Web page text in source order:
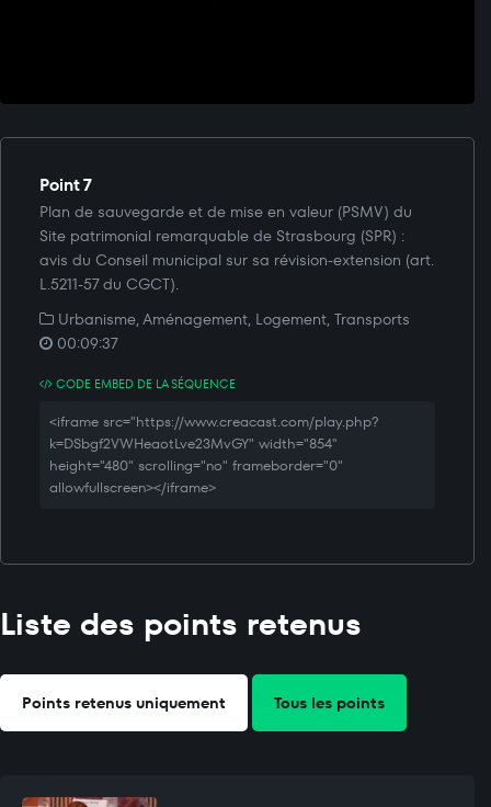
Point 7
Plan de sauvegarde et de mise en valeur (PSMV) du
Site patrimonial remarquable de Strasbourg (SPR) :
avis du Conseil municipal sur sa révision-extension (art.
L.5211-57 du CGCT).
Urbanisme, Aménagement, Logement, Transports
00:09:37
CODE EMBED DE LA SÉQUENCE
<iframe src="https://www.creacast.com/play.php?
k=DSbgf2VWHeaotLve23MvGY" width="854"
height="480" scrolling="no" frameborder="0"
allowfullscreen></iframe>
Liste des points retenus
Points retenus uniquement Tous les points